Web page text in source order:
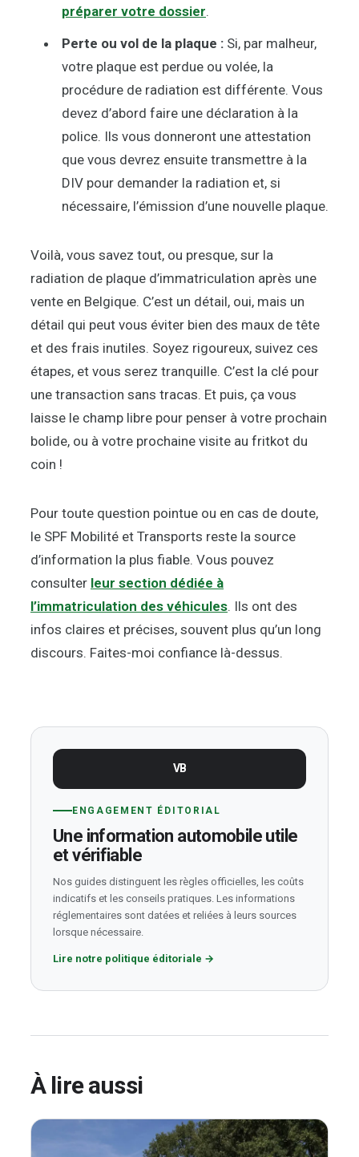
préparer votre dossier.
Perte ou vol de la plaque : Si, par malheur,
votre plaque est perdue ou volée, la
procédure de radiation est différente. Vous
devez d’abord faire une déclaration à la
police. Ils vous donneront une attestation
que vous devrez ensuite transmettre à la
DIV pour demander la radiation et, si
nécessaire, l’émission d’une nouvelle plaque.
Voilà, vous savez tout, ou presque, sur la
radiation de plaque d’immatriculation après une
vente en Belgique. C’est un détail, oui, mais un
détail qui peut vous éviter bien des maux de tête
et des frais inutiles. Soyez rigoureux, suivez ces
étapes, et vous serez tranquille. C’est la clé pour
une transaction sans tracas. Et puis, ça vous
laisse le champ libre pour penser à votre prochain
bolide, ou à votre prochaine visite au fritkot du
coin !
Pour toute question pointue ou en cas de doute,
le SPF Mobilité et Transports reste la source
d’information la plus fiable. Vous pouvez
consulter leur section dédiée à
l’immatriculation des véhicules. Ils ont des
infos claires et précises, souvent plus qu’un long
discours. Faites-moi confiance là-dessus.
VB
ENGAGEMENT ÉDITORIAL
Une information automobile utile
et vérifiable
Nos guides distinguent les règles officielles, les coûts
indicatifs et les conseils pratiques. Les informations
réglementaires sont datées et reliées à leurs sources
lorsque nécessaire.
Lire notre politique éditoriale →
À lire aussi